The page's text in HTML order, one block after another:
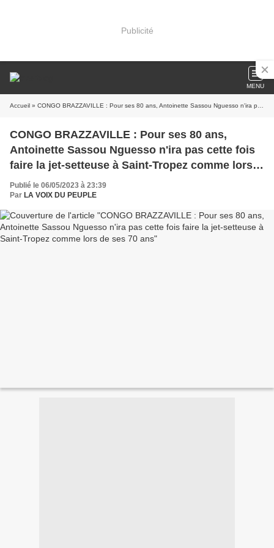
Publicité
MENU
Accueil » CONGO BRAZZAVILLE : Pour ses 80 ans, Antoinette Sassou Nguesso n'ira pas cette fois faire la jet-setteuse à Saint-Tropez comme lors de ses 70 ans
CONGO BRAZZAVILLE : Pour ses 80 ans,
Antoinette Sassou Nguesso n'ira pas cette fois
faire la jet-setteuse à Saint-Tropez comme lors
de ses 70 ans
Publié le 06/05/2023 à 23:39
Par LA VOIX DU PEUPLE